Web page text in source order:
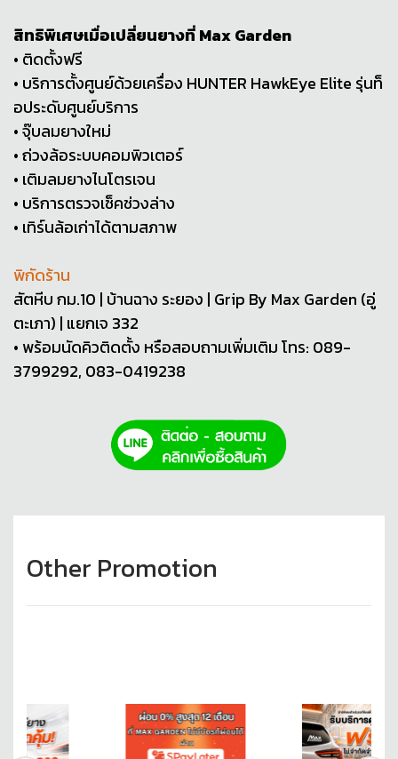
สิทธิพิเศษเมื่อเปลี่ยนยางที่ Max Garden
• ติดตั้งฟรี
• บริการตั้งศูนย์ด้วยเครื่อง HUNTER HawkEye Elite รุ่นท็
อประดับศูนย์บริการ
• จุ๊บลมยางใหม่
• ถ่วงล้อระบบคอมพิวเตอร์
• เติมลมยางไนโตรเจน
• บริการตรวจเช็คช่วงล่าง
• เทิร์นล้อเก่าได้ตามสภาพ
พิกัดร้าน
สัตหีบ กม.10 | บ้านฉาง ระยอง | Grip By Max Garden (อู่
ตะเภา) | แยกเจ 332
• พร้อมนัดคิวติดตั้ง หรือสอบถามเพิ่มเติม โทร: 089-
3799292, 083-0419238
Other Promotion